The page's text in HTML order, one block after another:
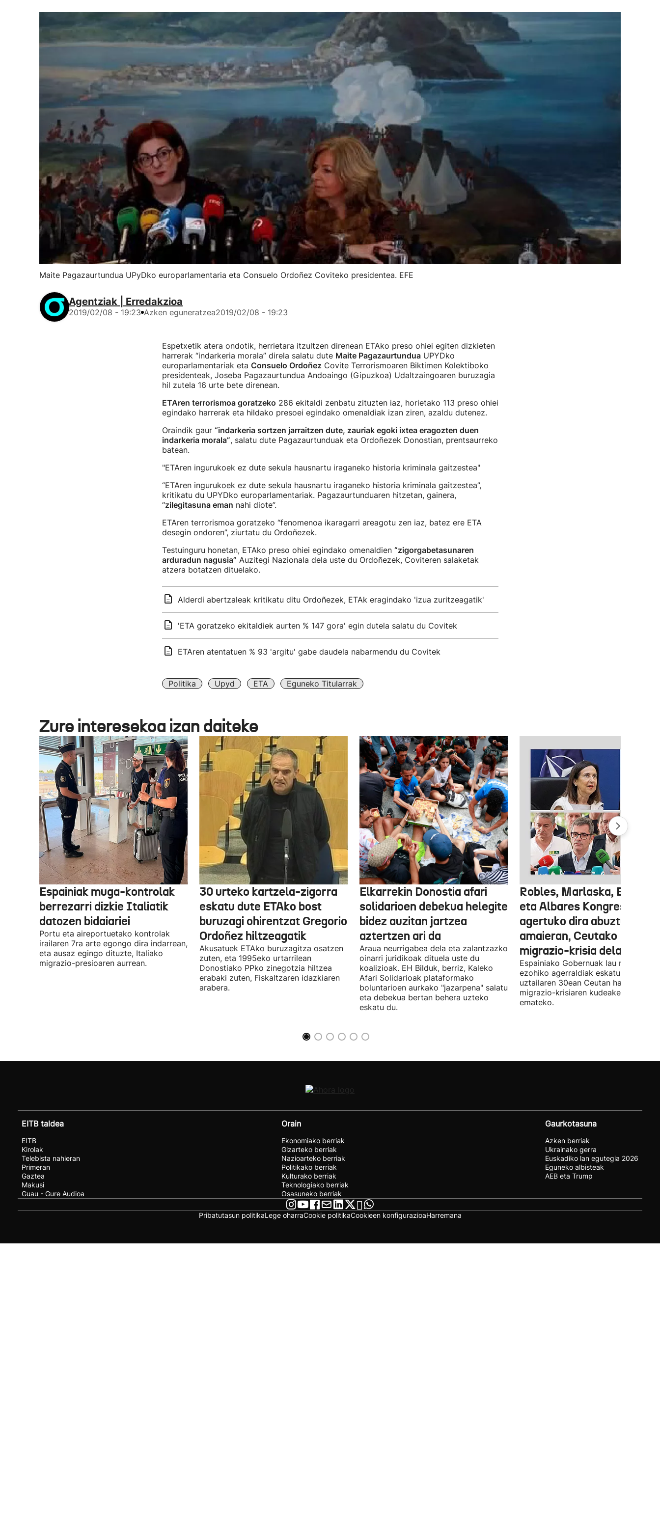
Maite Pagazaurtundua UPyDko europarlamentaria eta Consuelo Ordoñez Coviteko presidentea. EFE
Agentziak | Erredakzioa
2019/02/08 - 19:23 Azken eguneratzea2019/02/08 - 19:23
Espetxetik atera ondotik, herrietara itzultzen direnean ETAko preso ohiei egiten dizkieten
harrerak “indarkeria morala” direla salatu dute Maite PagazaurtunduaUPYDko
europarlamentariak eta Consuelo OrdoñezCovite Terrorismoaren Biktimen Kolektiboko
presidenteak, Joseba Pagazaurtundua Andoaingo (Gipuzkoa) Udaltzaingoaren buruzagia
hil zutela 16 urte bete direnean.
ETAren terrorismoa goratzeko 286 ekitaldi zenbatu zituzten iaz, horietako 113 preso ohiei
egindako harrerak eta hildako presoei egindako omenaldiak izan ziren, azaldu dutenez.
Oraindik gaur “indarkeria sortzen jarraitzen dute, zauriak egoki ixtea eragozten duen
indarkeria morala”, salatu dute Pagazaurtunduak eta Ordoñezek Donostian, prentsaurreko
batean.
"ETAren ingurukoek ez dute sekula hausnartu iraganeko historia kriminala gaitzestea"
“ETAren ingurukoek ez dute sekula hausnartu iraganeko historia kriminala gaitzestea”,
kritikatu du UPYDko europarlamentariak. Pagazaurtunduaren hitzetan, gainera,
“zilegitasuna eman nahi diote”.
ETAren terrorismoa goratzeko “fenomenoa ikaragarri areagotu zen iaz, batez ere ETA
desegin ondoren”, ziurtatu du Ordoñezek.
Testuinguru honetan, ETAko preso ohiei egindako omenaldien “zigorgabetasunaren
arduradun nagusia” Auzitegi Nazionala dela uste du Ordoñezek, Coviteren salaketak
atzera botatzen dituelako.
Alderdi abertzaleak kritikatu ditu Ordoñezek, ETAk eragindako 'izua zuritzeagatik'
'ETA goratzeko ekitaldiek aurten % 147 gora' egin dutela salatu du Covitek
ETAren atentatuen % 93 'argitu' gabe daudela nabarmendu du Covitek
Politika Upyd ETA Eguneko Titularrak
Zure interesekoa izan daiteke
Espainiak muga-kontrolak
berrezarri dizkie Italiatik
datozen bidaiariei
Portu eta aireportuetako kontrolak
irailaren 7ra arte egongo dira indarrean,
eta ausaz egingo dituzte, Italiako
migrazio-presioaren aurrean.
30 urteko kartzela-zigorra
eskatu dute ETAko bost
buruzagi ohirentzat Gregorio
Ordoñez hiltzeagatik
Akusatuek ETAko buruzagitza osatzen
zuten, eta 1995eko urtarrilean
Donostiako PPko zinegotzia hiltzea
erabaki zuten, Fiskaltzaren idazkiaren
arabera.
Elkarrekin Donostia afari
solidarioen debekua helegite
bidez auzitan jartzea
aztertzen ari da
Araua neurrigabea dela eta zalantzazko
oinarri juridikoak dituela uste du
koalizioak. EH Bilduk, berriz, Kaleko
Afari Solidarioak plataformako
boluntarioen aurkako "jazarpena" salatu
eta debekua bertan behera uzteko
eskatu du.
Robles, Marlaska, Bolaños
eta Albares Kongresuan
agertuko dira abuztuaren
amaieran, Ceutako
migrazio-krisia dela eta
Espainiako Gobernuak lau ministroen
ezohiko agerraldiak eskatu ditu,
uztailaren 30ean Ceutan hasitako
migrazio-krisiaren kudeaketaren berri
emateko.
EITB taldea
EITB
Kirolak
Telebista nahieran
Primeran
Gaztea
Makusi
Guau - Gure Audioa
Orain
Ekonomiako berriak
Gizarteko berriak
Nazioarteko berriak
Politikako berriak
Kulturako berriak
Teknologiako berriak
Osasuneko berriak
Gaurkotasuna
Azken berriak
Ukrainako gerra
Euskadiko lan egutegia 2026
Eguneko albisteak
AEB eta Trump
Pribatutasun politikaLege oharraCookie politikaCookieen konfigurazioaHarremana